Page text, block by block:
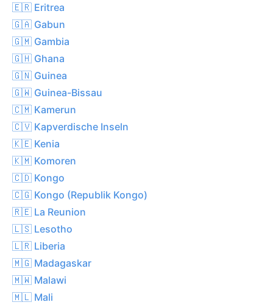
🇪🇷 Eritrea
🇬🇦 Gabun
🇬🇲 Gambia
🇬🇭 Ghana
🇬🇳 Guinea
🇬🇼 Guinea-Bissau
🇨🇲 Kamerun
🇨🇻 Kapverdische Inseln
🇰🇪 Kenia
🇰🇲 Komoren
🇨🇩 Kongo
🇨🇬 Kongo (Republik Kongo)
🇷🇪 La Reunion
🇱🇸 Lesotho
🇱🇷 Liberia
🇲🇬 Madagaskar
🇲🇼 Malawi
🇲🇱 Mali